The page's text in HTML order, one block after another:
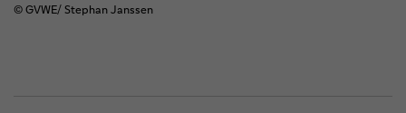
© GVWE/ Stephan Janssen